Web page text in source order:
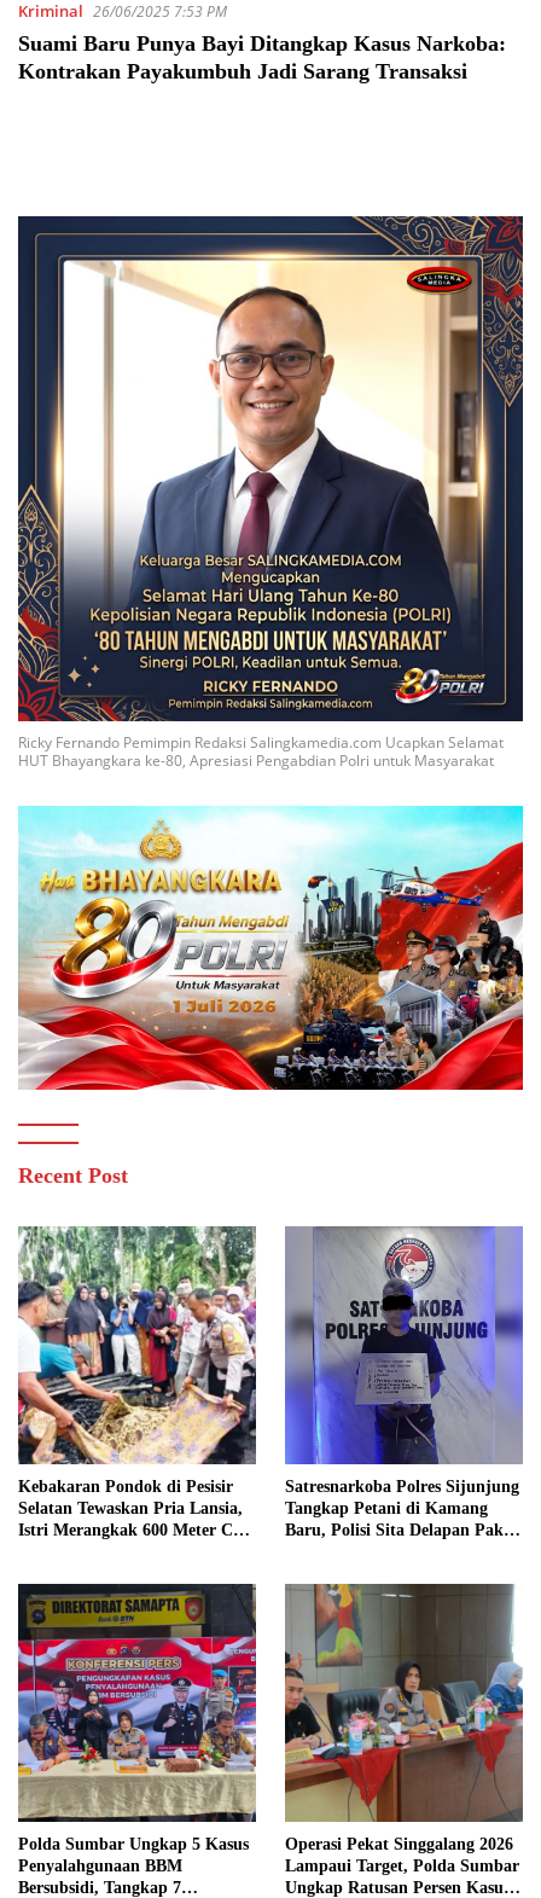
Kriminal 26/06/2025 7:53 PM
Suami Baru Punya Bayi Ditangkap Kasus Narkoba:
Kontrakan Payakumbuh Jadi Sarang Transaksi
Ricky Fernando Pemimpin Redaksi Salingkamedia.com Ucapkan Selamat
HUT Bhayangkara ke-80, Apresiasi Pengabdian Polri untuk Masyarakat
Recent Post
Kebakaran Pondok di Pesisir
Selatan Tewaskan Pria Lansia,
Istri Merangkak 600 Meter Cari
Satresnarkoba Polres Sijunjung
Tangkap Petani di Kamang
Baru, Polisi Sita Delapan Paket
Polda Sumbar Ungkap 5 Kasus
Penyalahgunaan BBM
Bersubsidi, Tangkap 7
Operasi Pekat Singgalang 2026
Lampaui Target, Polda Sumbar
Ungkap Ratusan Persen Kasus